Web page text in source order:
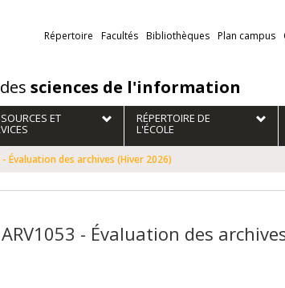
sciences de l'information
Liens
externes
Répertoire Facultés Bibliothèques Plan campus
ET RÉPERTOIRE DE
L'ÉCOLE
Évaluation des archives (Hiver 2026)
- Évaluation des